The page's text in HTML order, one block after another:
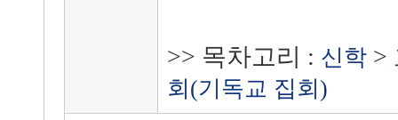
>> 목차고리 : 신학>
회(기독교 집회)